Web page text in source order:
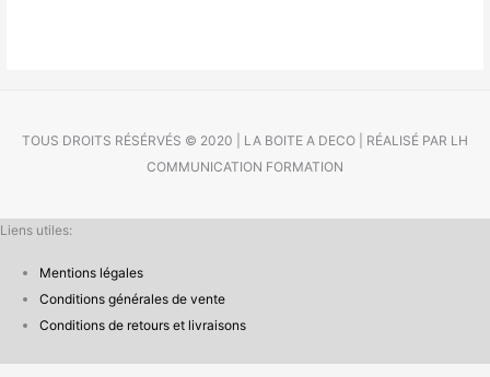
TOUS DROITS RÉSÉRVÉS © 2020 | LA BOITE A DECO | RÉALISÉ PAR LH
COMMUNICATION FORMATION
Liens utiles:
Mentions légales
Conditions générales de vente
Conditions de retours et livraisons